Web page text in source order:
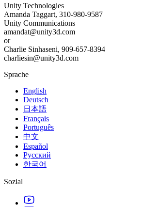
Unity Technologies
Amanda Taggart, 310-980-9587
Unity Communications
amandat@unity3d.com
or
Charlie Sinhaseni, 909-657-8394
charliesin@unity3d.com
Sprache
English
Deutsch
日本語
Français
Português
中文
Español
Русский
한국어
Sozial